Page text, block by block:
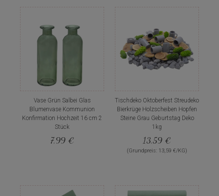
Vase Grün Salbei Glas
Blumenvase Kommunion
Konfirmation Hochzeit 16 cm 2
Stück
7,99 €
Tischdeko Oktoberfest Streudeko
Bierkrüge Holzscheiben Hopfen
Steine Grau Geburtstag Deko
1kg
13,59 €
(Grundpreis: 13,59 €/KG)